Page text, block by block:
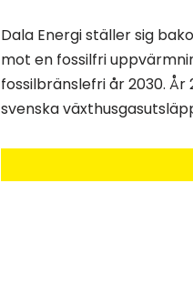
Dala Energi ställer sig
mot en fossilfri
fossilbränslefri år 2030.
svenska